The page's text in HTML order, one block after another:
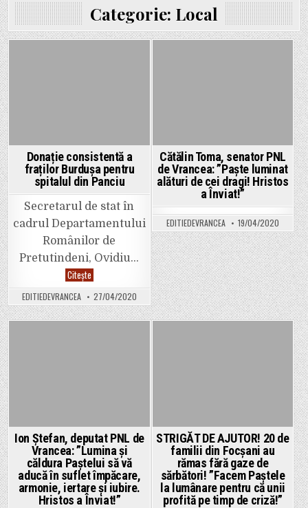
Categorie: Local
Donație consistentă a
fraților Burdușa pentru
spitalul din Panciu
Secretarul de stat în
cadrul Departamentului
Românilor de
Pretutindeni, Ovidiu…
CiteșteDonație
consistentă
a
fraților
Burdușa
pentru
EDITIEDEVRANCEA 27/04/2020
Cătălin Toma, senator PNL
de Vrancea: ”Paște luminat
alături de cei dragi! Hristos
a Înviat!”
EDITIEDEVRANCEA 19/04/2020
Ion Ștefan, deputat PNL de
Vrancea: ”Lumina și
căldura Paștelui să vă
aducă în suflet împăcare,
armonie, iertare și iubire.
Hristos a Înviat!”
STRIGĂT DE AJUTOR! 20 de
familii din Focșani au
rămas fără gaze de
sărbători! ”Facem Paștele
la lumânare pentru că unii
profită pe timp de criză!”